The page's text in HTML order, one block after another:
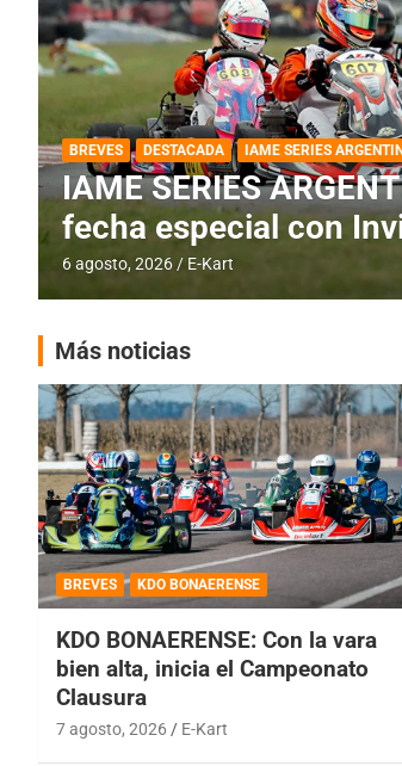
DESTACADA IAME SERIES ARGENTINA
IAME SERIES
fecha con Invitados
4 agosto, 2026 E-Kart
Más noticias
BREVES KDO BONAERENSE
KDO BONAERENSE: Con la vara
bien alta, inicia el Campeonato
Clausura
7 agosto, 2026 E-Kart